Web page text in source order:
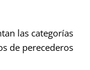
las categorías
de perecederos